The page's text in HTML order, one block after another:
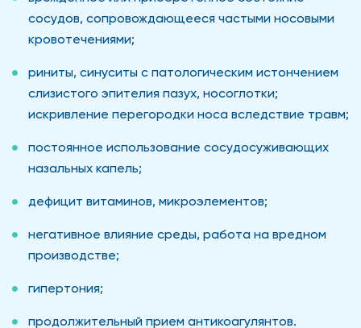
сосудов, сопровождающееся частыми носовыми
кровотечениями;
риниты, синуситы с патологическим истончением
слизистого эпителия пазух, носоглотки;
искривление перегородки носа вследствие травм;
постоянное использование сосудосуживающих
назальных капель;
дефицит витаминов, микроэлементов;
негативное влияние среды, работа на вредном
производстве;
гипертония;
продолжительный прием антикоагулянтов.